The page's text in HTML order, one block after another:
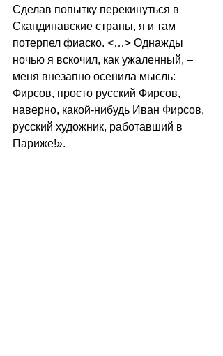
Сделав попытку перекинуться в
Скандинавские страны, я и там
потерпел фиаско. <…> Однажды
ночью я вскочил, как ужаленный, –
меня внезапно осенила мысль:
Фирсов, просто русский Фирсов,
наверно, какой-нибудь Иван Фирсов,
русский художник, работавший в
Париже!».